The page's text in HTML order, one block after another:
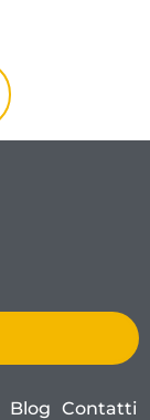
Blog Contatti